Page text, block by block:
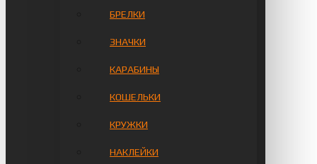
БРЕЛКИ
ЗНАЧКИ
КАРАБИНЫ
КОШЕЛЬКИ
КРУЖКИ
НАКЛЕЙКИ